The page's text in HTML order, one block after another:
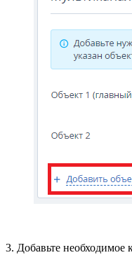
3. Добавьте необходимое